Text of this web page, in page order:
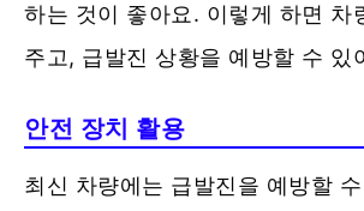
하는 것이 좋아요. 이렇게 하면 차
주고, 급발진 상황을 예방할 수 있
안전 장치 활용
최신 차량에는 급발진을 예방할